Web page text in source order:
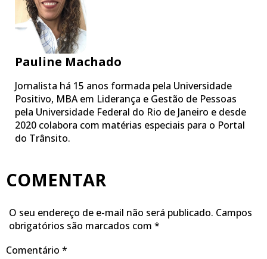
Pauline Machado
Jornalista há 15 anos formada pela Universidade
Positivo, MBA em Liderança e Gestão de Pessoas
pela Universidade Federal do Rio de Janeiro e desde
2020 colabora com matérias especiais para o Portal
do Trânsito.
COMENTAR
O seu endereço de e-mail não será publicado. Campos
obrigatórios são marcados com *
Comentário *